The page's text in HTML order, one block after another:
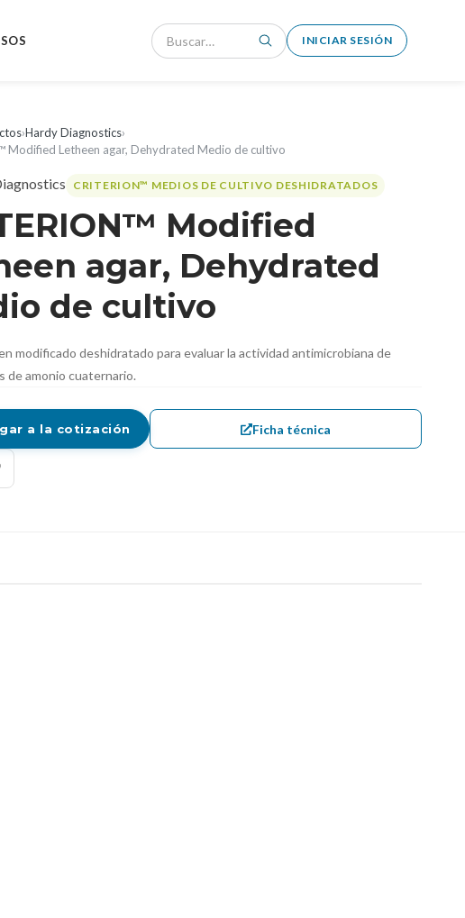
INICIAR SESIÓN
›Hardy Diagnostics›
Modified Letheen agar, Dehydrated Medio de cultivo
CRITERION™ MEDIOS DE CULTIVO DESHIDRATADOS
Modified
agar, Dehydrated
de cultivo
modificado deshidratado para evaluar la actividad antimicrobiana de
de amonio cuaternario.
a la cotización Ficha técnica